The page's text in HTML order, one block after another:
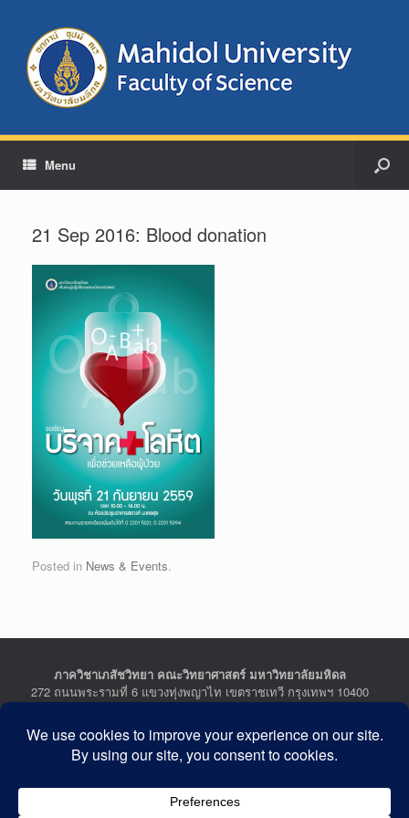
Menu
21 Sep 2016: Blood donation
Posted in News & Events.
ภาควิชาเภสัชวิทยา คณะวิทยาศาสตร์ มหาวิทยาลัยมหิดล
272 ถนนพระรามที่ 6 แขวงทุ่งพญาไท เขตราชเทวี กรุงเทพฯ 10400
Department of Pharmacology, Faculty of Science, Mahidol
University
272 Rama VI Road, Ratchathewi District, Bangkok 10400
Tel : +662-201-5641-2, Fax : +662-354-7157